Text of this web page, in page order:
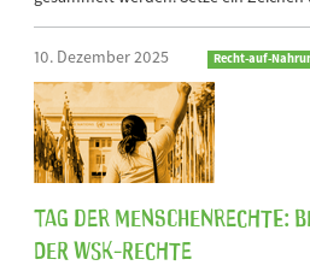
10. Dezember 2025 Recht-auf-
Tag der Menschenrechte:
der WSK-Rechte